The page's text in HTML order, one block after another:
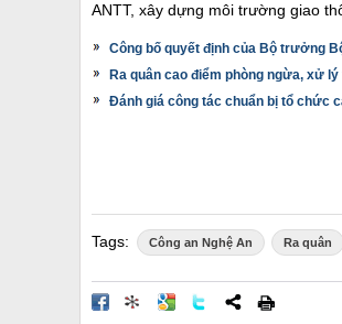
ANTT, xây dựng môi trường giao
Công bố quyết định của Bộ trưởng
Ra quân cao điểm phòng ngừa, xử
Đánh giá công tác chuẩn bị tổ chức
Tags: Công an Nghệ An Ra quân